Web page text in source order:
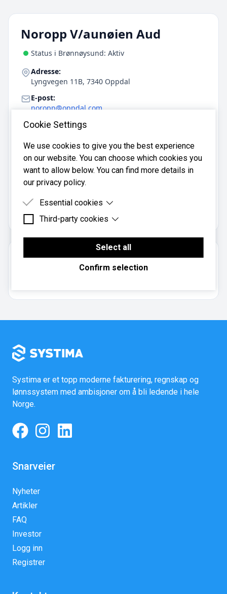
Noropp V/aunøien Aud
Status i Brønnøysund: Aktiv
Adresse:
Lyngvegen 11B, 7340 Oppdal
E-post:
noropp@oppdal.com
Telefon:
Mobil:
99742543
Brønnøysundregistrene med organisasjonsnummer
969998378
Om regnskapsbyrået
Cookie Settings
We use cookies to give you the best experience
on our website. You can choose which cookies you
want to allow below. You can find more details in
our privacy policy.
Essential cookies
Essential cookies are cookies that are needed for
Third-party cookies
Third-party cookies are cookies set by third-party
software to enable features such as Google
Maps.
Select all
Confirm selection
Systima er et topp moderne fakturering, regnskap og
lønnssystem med ambisjoner om å bli ledende i hele
Norge.
Snarveier
Nyheter
Artikler
FAQ
Investor
Logg inn
Registrer